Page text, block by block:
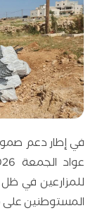
في إطار دعم
للمزارعين في
المستوطنين